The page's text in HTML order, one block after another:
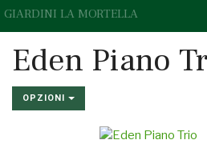
GIARDINI LA MORTELLA
Eden Piano
OPZIONI